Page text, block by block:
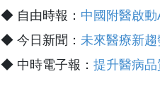
◆ 自由時報： 中國附醫啟
◆ 今日新聞： 未來醫療新
◆ 中時電子報： 提升醫病